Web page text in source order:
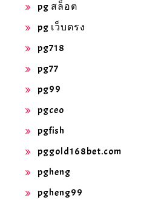
pg สล็อต
pg เว็บตรง
pg718
pg77
pg99
pgceo
pgfish
pggold168bet.com
pgheng
pgheng99